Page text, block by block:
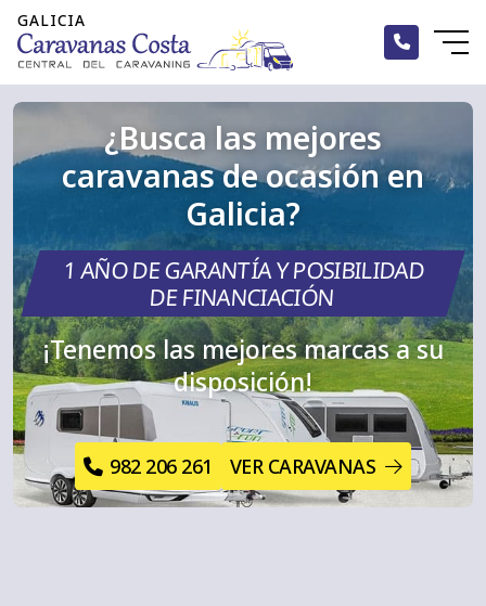
Alquiler
Caravanas
Autocaravanas
Campers
Accesorios
Blog
Contacto
¿Busca las mejores
caravanas de ocasión en
Galicia?
1 AÑO DE GARANTÍA Y POSIBILIDAD
DE FINANCIACIÓN
¡Tenemos las mejores marcas a su
disposición!
982 206 261 VER CARAVANAS